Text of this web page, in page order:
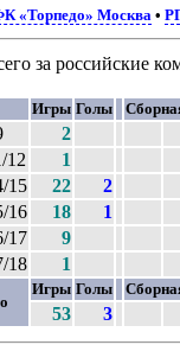
«Торпедо» Москва •
за российские
Игры Голы
2
12
1
15
22 2
16
18 1
17
9
18
1
Игры Голы
53 3